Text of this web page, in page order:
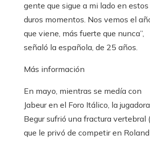
gente que sigue a mi lado en estos
duros momentos. Nos vemos el
que viene, más fuerte que nunca”,
señaló la española, de 25 años.
Más información
En mayo, mientras se medía con
Jabeur en el Foro Itálico, la
Begur sufrió una fractura vertebral
que le privó de competir en Roland